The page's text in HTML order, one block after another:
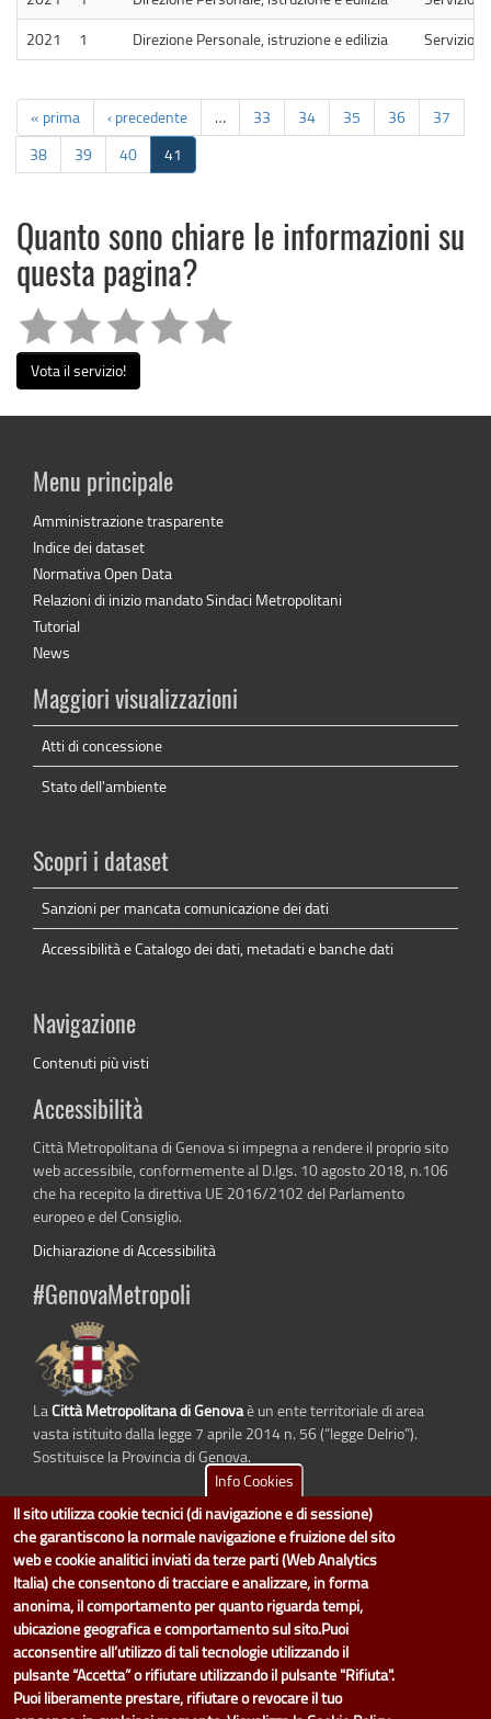
2021
1 Direzione Personale, istruzione e edilizia Servizio
« prima ‹ precedente … 33 34 35 36
37
38
39 40 41
Quanto sono chiare le informazioni su
questa pagina?
Vota il servizio!
Menu principale
Amministrazione trasparente
Indice dei dataset
Normativa Open Data
Relazioni di inizio mandato Sindaci Metropolitani
Tutorial
News
Maggiori visualizzazioni
Atti di concessione
Stato dell'ambiente
Scopri i dataset
Sanzioni per mancata comunicazione dei dati
Accessibilità e Catalogo dei dati, metadati e banche dati
Navigazione
Contenuti più visti
Accessibilità
Città Metropolitana di Genova si impegna a rendere il proprio sito
web accessibile, conformemente al D.lgs. 10 agosto 2018, n.106
che ha recepito la direttiva UE 2016/2102 del Parlamento
europeo e del Consiglio.
Dichiarazione di Accessibilità
#GenovaMetropoli
La Città Metropolitana di Genovaè un ente territoriale di area
vasta istituito dalla legge 7 aprile 2014 n. 56 (“legge Delrio”).
Sostituisce la Provincia di Genova.
dati.cittametropolitana.genova.itè il progetto "Open Data" della
Metropolitana di Genova.
Il design e la gestione sono a cura del Servizio Sistemi Informativi. Ogni
Direzione è responsabile per la parte di "dati" e "dataset".
accedi (area riservata)|contatti|privacy|Statistiche
Info Cookies
Il sito utilizza cookie tecnici (di navigazione e di sessione)
che garantiscono la normale navigazione e fruizione del sito
web e cookie analitici inviati da terze parti (Web Analytics
Italia) che consentono di tracciare e analizzare, in forma
anonima, il comportamento per quanto riguarda tempi,
ubicazione geografica e comportamento sul sito.Puoi
acconsentire all’utilizzo di tali tecnologie utilizzando il
pulsante “Accetta” o rifiutare utilizzando il pulsante "Rifiuta".
Puoi liberamente prestare, rifiutare o revocare il tuo